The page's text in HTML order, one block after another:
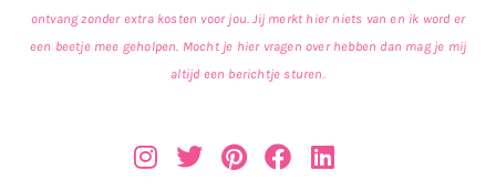
ontvang zonder extra kosten voor jou. Jij merkt hier niets van en ik word er
een beetje mee geholpen. Mocht je hier vragen over hebben dan mag je mij
altijd een berichtje sturen.